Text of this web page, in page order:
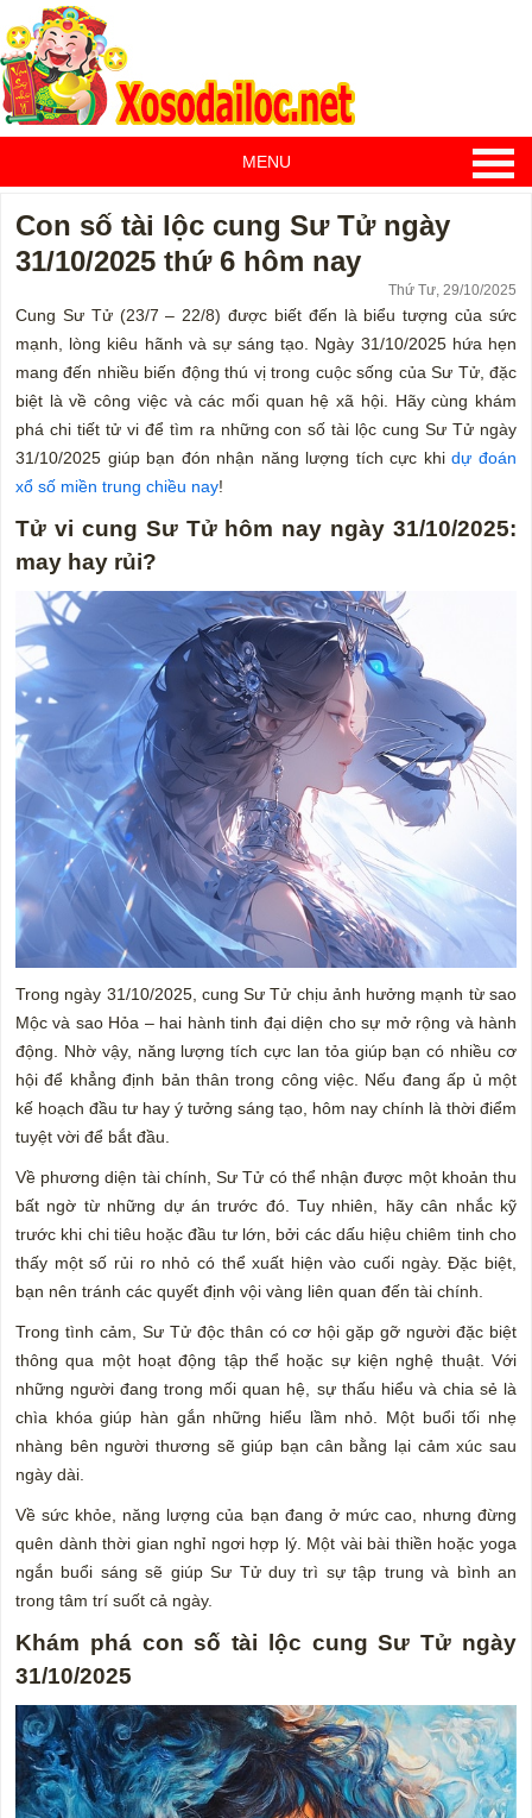
MENU
Con số tài lộc cung Sư Tử ngày
31/10/2025 thứ 6 hôm nay
Thứ Tư, 29/10/2025
Cung Sư Tử (23/7 – 22/8) được biết đến là biểu tượng của sức
mạnh, lòng kiêu hãnh và sự sáng tạo. Ngày 31/10/2025 hứa hẹn
mang đến nhiều biến động thú vị trong cuộc sống của Sư Tử, đặc
biệt là về công việc và các mối quan hệ xã hội. Hãy cùng khám
phá chi tiết tử vi để tìm ra những con số tài lộc cung Sư Tử ngày
31/10/2025 giúp bạn đón nhận năng lượng tích cực khidự đoán
xổ số miền trung chiều nay!
Tử vi cung Sư Tử hôm nay ngày 31/10/2025:
may hay rủi?
Trong ngày 31/10/2025, cung Sư Tử chịu ảnh hưởng mạnh từ sao
Mộc và sao Hỏa – hai hành tinh đại diện cho sự mở rộng và hành
động. Nhờ vậy, năng lượng tích cực lan tỏa giúp bạn có nhiều cơ
hội để khẳng định bản thân trong công việc. Nếu đang ấp ủ một
kế hoạch đầu tư hay ý tưởng sáng tạo, hôm nay chính là thời điểm
tuyệt vời để bắt đầu.
Về phương diện tài chính, Sư Tử có thể nhận được một khoản thu
bất ngờ từ những dự án trước đó. Tuy nhiên, hãy cân nhắc kỹ
trước khi chi tiêu hoặc đầu tư lớn, bởi các dấu hiệu chiêm tinh cho
thấy một số rủi ro nhỏ có thể xuất hiện vào cuối ngày. Đặc biệt,
bạn nên tránh các quyết định vội vàng liên quan đến tài chính.
Trong tình cảm, Sư Tử độc thân có cơ hội gặp gỡ người đặc biệt
thông qua một hoạt động tập thể hoặc sự kiện nghệ thuật. Với
những người đang trong mối quan hệ, sự thấu hiểu và chia sẻ là
chìa khóa giúp hàn gắn những hiểu lầm nhỏ. Một buổi tối nhẹ
nhàng bên người thương sẽ giúp bạn cân bằng lại cảm xúc sau
ngày dài.
Về sức khỏe, năng lượng của bạn đang ở mức cao, nhưng đừng
quên dành thời gian nghỉ ngơi hợp lý. Một vài bài thiền hoặc yoga
ngắn buổi sáng sẽ giúp Sư Tử duy trì sự tập trung và bình an
trong tâm trí suốt cả ngày.
Khám phá con số tài lộc cung Sư Tử ngày
31/10/2025